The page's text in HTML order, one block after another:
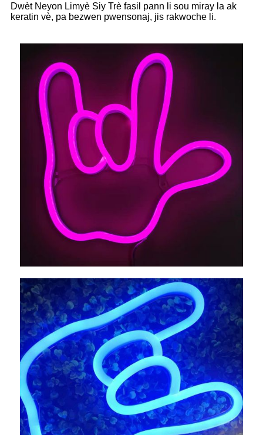
Dwèt Neyon Limyè Siy Trè fasil pann li sou miray la ak
keratin vè, pa bezwen pwensonaj, jis rakwoche li.